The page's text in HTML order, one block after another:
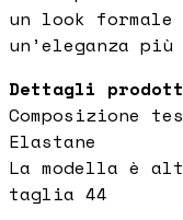
un look formale
un’eleganza
Dettagli
Composizione
Elastane
La modella è
taglia 44